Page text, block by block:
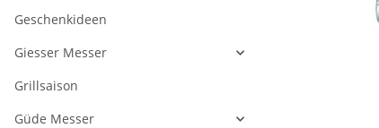
Geschenkideen
Giesser Messer
Grillsaison
Güde Messer